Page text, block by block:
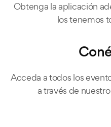
Obtenga la aplicación
los tenemos
Acceda a todos los
a través de